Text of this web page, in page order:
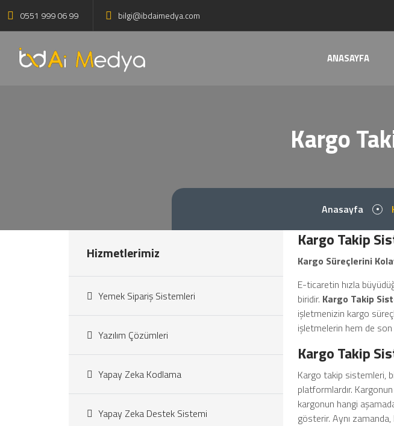
0551 999 06 99 bilgi@ibdaimedya.com
ANASAYFA
Kargo
Anasayfa
Kargo Takip
Kargo Süreçlerini
E-ticaretin hızla
biridir. Kargo Takip
işletmenizin kargo
işletmelerin hem de son
Kargo Takip
Kargo takip sistemleri,
platformlardır.
kargonun hangi
gösterir. Aynı
Hizmetlerimiz
Yemek Sipariş Sistemleri
Yazılım Çözümleri
Yapay Zeka Kodlama
Yapay Zeka Destek Sistemi